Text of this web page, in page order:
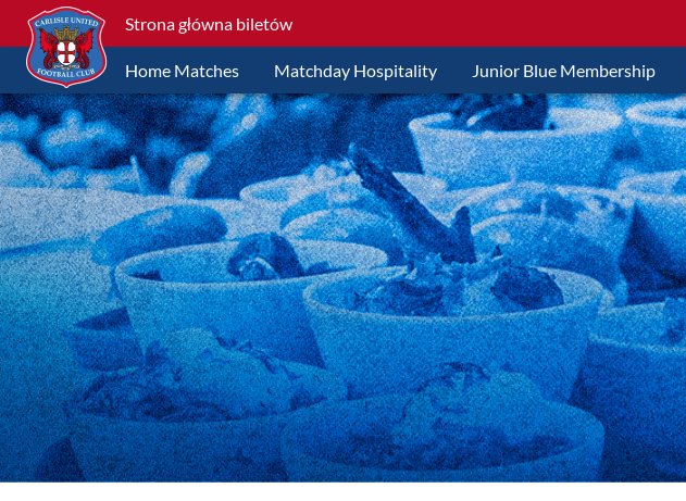
Strona główna biletów
Home Matches Matchday Hospitality Junior Blue Membership